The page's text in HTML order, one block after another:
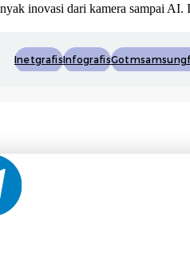
inovasi dari kamera sampai
InetgrafisInfografis